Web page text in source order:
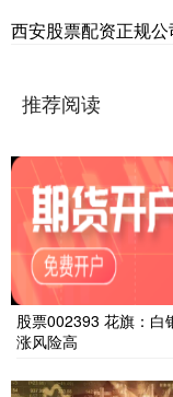
西安股票配资正规
推荐阅读
股票002393 花旗：白
涨风险高